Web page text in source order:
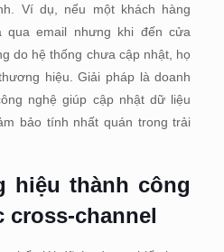
Ví dụ, nếu một khách hàng
qua email nhưng khi đến cửa
do hệ thống chưa cập nhật, họ
hiệu. Giải pháp là doanh
nghệ giúp cập nhật dữ liệu
bảo tính nhất quán trong trải
hiệu thành công
channel